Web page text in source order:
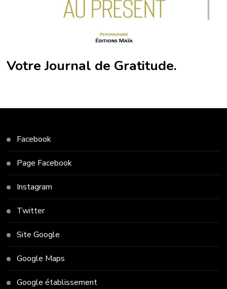
Votre Journal de Gratitude.
Facebook
Page Facebook
Instagram
Twitter
Site Google
Google Maps
Google établissement